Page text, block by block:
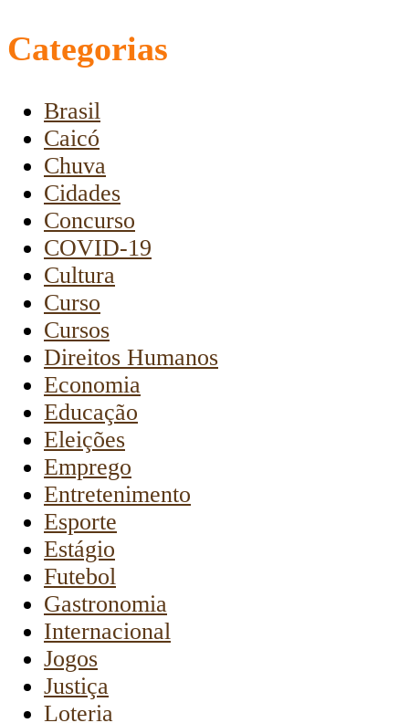
Categorias
Brasil
Caicó
Chuva
Cidades
Concurso
COVID-19
Cultura
Curso
Cursos
Direitos Humanos
Economia
Educação
Eleições
Emprego
Entretenimento
Esporte
Estágio
Futebol
Gastronomia
Internacional
Jogos
Justiça
Loteria